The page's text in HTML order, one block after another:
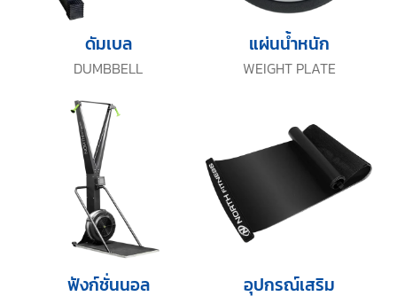
DUMBBELL
ดัมเบล
WEIGHT PLATE
แผ่นน้ำหนัก
ฟังก์ชั่นนอล อุปกรณ์เสริม